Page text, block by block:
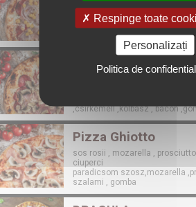
sos rosii , mozarella , sunca
, branza cu mucegai albastru ,
paradicsom szosz,mozarella
,csirkemell ,kekpeneszes sajt
Rockin'
sos rockin' , mozarella , sunca
,csirkemell ,kolbasz , bacon
Pizza Ghiotto
sos rosii , mozarella ,
ciuperci
paradicsom szosz,mozarella
szalami , gomba
Respinge toate
Personalizați
Politica de